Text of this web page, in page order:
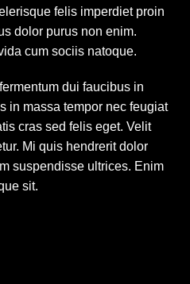
felis imperdiet proin
dolor purus non enim.
cum sociis natoque.
dui faucibus in
in massa tempor nec feugiat
cras sed felis eget. Velit
Mi quis hendrerit dolor
suspendisse ultrices. Enim
sit.